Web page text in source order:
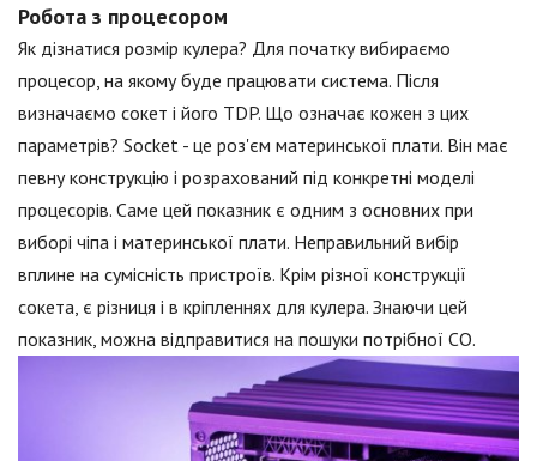
Робота з процесором
Як дізнатися розмір кулера? Для початку вибираємо
процесор, на якому буде працювати система. Після
визначаємо сокет і його TDP. Що означає кожен з цих
параметрів? Socket - це роз'єм материнської плати. Він має
певну конструкцію і розрахований під конкретні моделі
процесорів. Саме цей показник є одним з основних при
виборі чіпа і материнської плати. Неправильний вибір
вплине на сумісність пристроїв. Крім різної конструкції
сокета, є різниця і в кріпленнях для кулера. Знаючи цей
показник, можна відправитися на пошуки потрібної СО.